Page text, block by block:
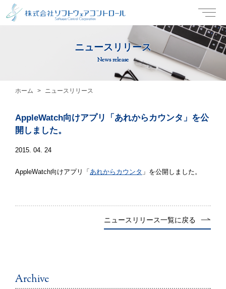
ニュースリリース
News release
ホーム ニュースリリース
AppleWatch向けアプリ「あれからカウンタ」を公
開しました。
2015. 04. 24
AppleWatch向けアプリ「 あれからカウンタ 」を公開しました。
ニュースリリース一覧に戻る
Archive